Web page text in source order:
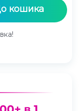
кошика